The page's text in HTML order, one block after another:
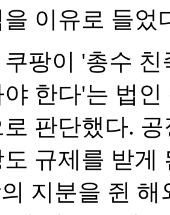
이유로 들었
팡이 '총수
한다'는 법
판단했다.
규제를 받게
지분을 쥔